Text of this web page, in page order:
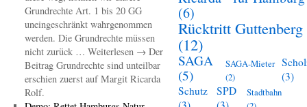
Grundrechte Art. 1 bis 20 GG
uneingeschränkt wahrgenommen
werden. Die Grundrechte müssen
nicht zurück … Weiterlesen → Der
Beitrag Grundrechte sind unteilbar
erschien zuerst auf Margit Ricarda
Rolf.
(6)
Rücktritt Guttenberg
(12)
SAGA
(5)
SAGA-Mieter
(2)
(3)
Schutz
SPD
Stadtbahn